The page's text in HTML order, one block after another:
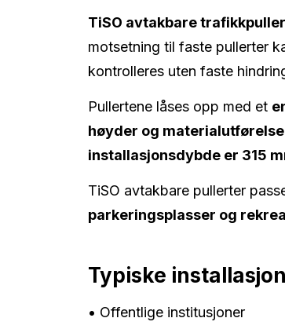
TiSO avtakbare
motsetning til faste pullerter
kontrolleres uten faste
Pullertene låses opp med et
høyder og
installasjonsdybde er 315
TiSO avtakbare pullerter
parkeringsplasser og
Typiske
• Offentlige institusjoner